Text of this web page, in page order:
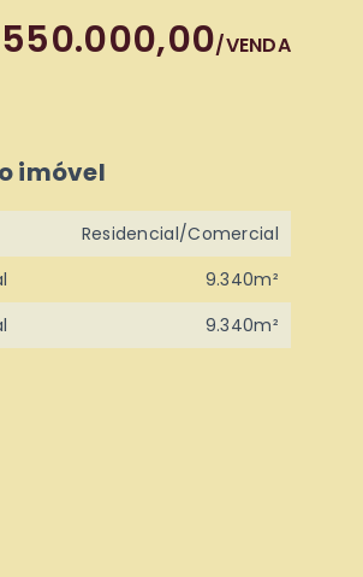
/VENDA
imóvel
Residencial/Comercial
9.340m²
9.340m²